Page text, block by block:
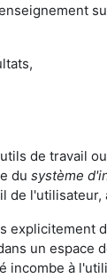
de travail
du système
un
à